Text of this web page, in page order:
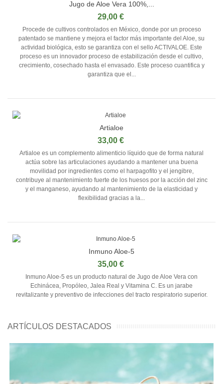
Jugo de Aloe Vera 100%,...
29,00 €
Procede de cultivos controlados en México, donde por un proceso
patentado se mantiene y mejora el factor más importante del Aloe, su
actividad biológica, esto se garantiza con el sello ACTIVALOE. Este
proceso es un innovador proceso de estabilización desde el cultivo,
crecimiento, cosechado hasta el envasado. Este proceso cuantifica y
garantiza que el...
Artialoe
33,00 €
Artialoe es un complemento alimenticio líquido que de forma natural
actúa sobre las articulaciones ayudando a mantener una buena
movilidad por ingredientes como el harpagofito y el jengibre,
contribuye al mantenimiento fuerte de los huesos por la acción del zinc
y el manganeso, ayudando al mantenimiento de la elasticidad y
flexibilidad gracias a la...
Inmuno Aloe-5
35,00 €
Inmuno Aloe-5 es un producto natural de Jugo de Aloe Vera con
Echinácea, Propóleo, Jalea Real y Vitamina C. Es un jarabe
revitalizante y preventivo de infecciones del tracto respiratorio superior.
ARTÍCULOS DESTACADOS